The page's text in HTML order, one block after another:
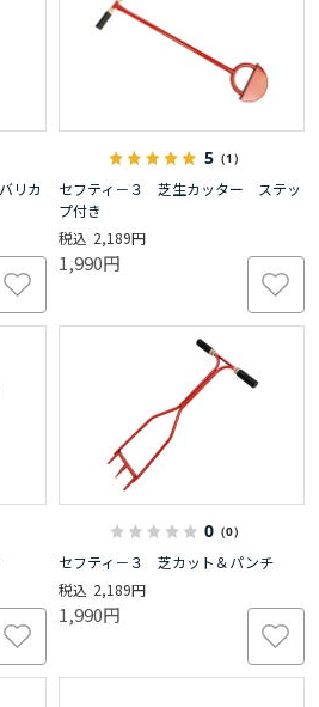
リカ
5（1）
セフティ－３ 芝生カッター ステッ
プ付き
2,189円
1,990円
0（0）
セフティ－３ 芝カット＆パンチ
2,189円
1,990円